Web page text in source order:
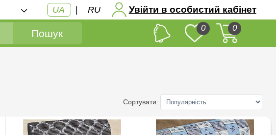
UA | RU Увійти в особистий кабінет
Пошук 0 0
Сортувати: